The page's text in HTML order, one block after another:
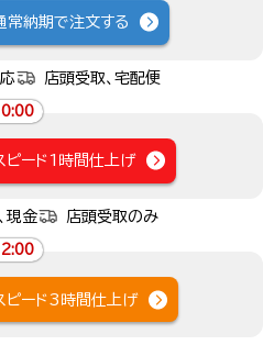
常納期で注文する
店頭受取、宅配便
ピード1時間仕上げ
現金 店頭受取のみ
ピード3時間仕上げ